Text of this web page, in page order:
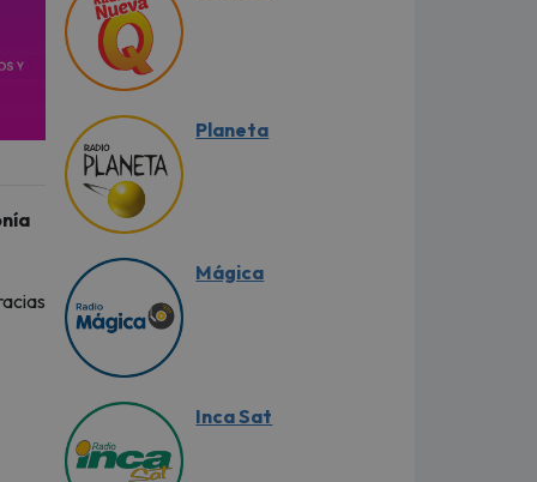
Planeta
Mágica
Inca Sat